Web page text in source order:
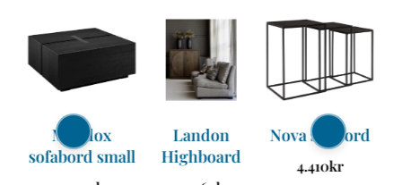
Maddox
sofabord small
Landon
Highboard
Nova settbord
4.410kr